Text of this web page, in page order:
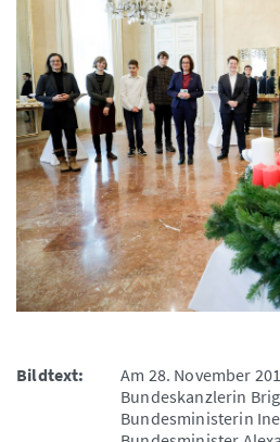
Bildtext:
Am 28. November
Bundeskanzlerin
Bundesministerin